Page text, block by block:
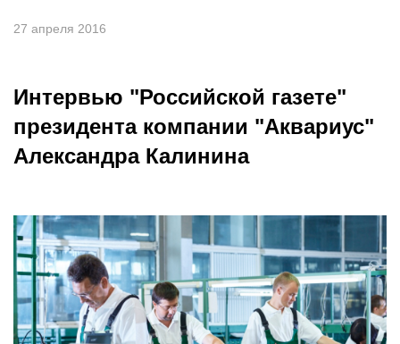
27 апреля 2016
Интервью "Российской газете"
президента компании "Аквариус"
Александра Калинина